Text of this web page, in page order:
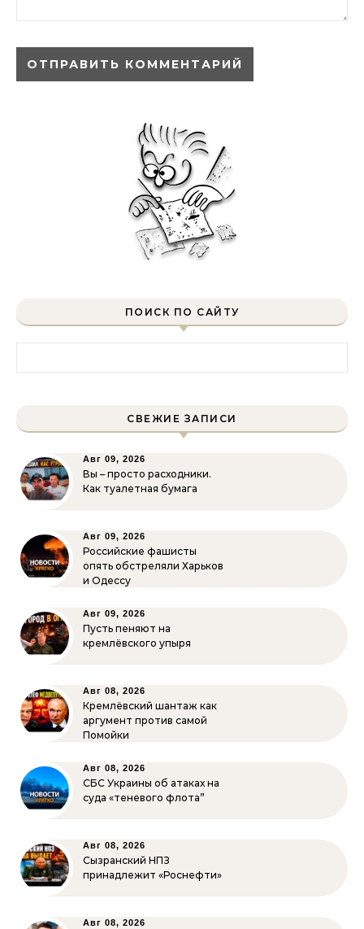
ПОИСК ПО САЙТУ
СВЕЖИЕ ЗАПИСИ
Авг 09, 2026
Вы – просто расходники.
Как туалетная бумага
Авг 09, 2026
Российские фашисты
опять обстреляли Харьков
и Одессу
Авг 09, 2026
Пусть пеняют на
кремлёвского упыря
Авг 08, 2026
Кремлёвский шантаж как
аргумент против самой
Помойки
Авг 08, 2026
СБС Украины об атаках на
суда «теневого флота”
Авг 08, 2026
Сызранский НПЗ
принадлежит «Роснефти»
Авг 08, 2026